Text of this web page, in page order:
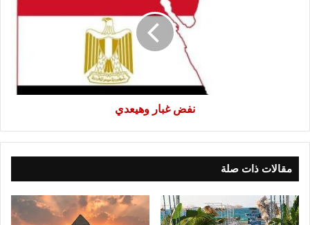
نفض غبار وهيعدي
مقالات ذات صلة